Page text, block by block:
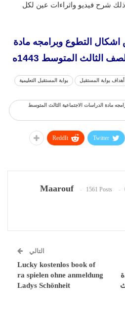
ذلك شرح فيديو واثراءات عين لكل
التطوع وبرامجه مادة
الثالث المتوسط 1443ه
أهداف بوابة المستقبل بوابة المستقبل التعليمية
مادة الدراسات الاجتماعية الثالث المتوسط
Twitter
ReddIt
Maarouf 1561 Posts
التالي
Lucky kostenlos book of
ra spielen ohne anmeldung
Ladys Schönheit